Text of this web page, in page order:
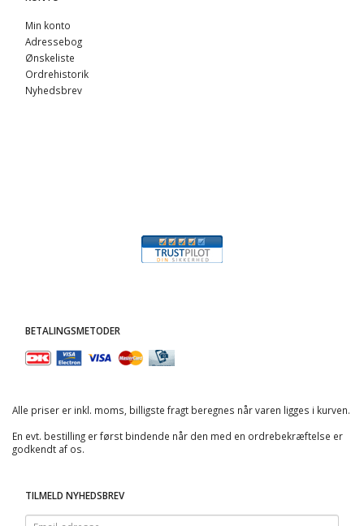
Min konto
Adressebog
Ønskeliste
Ordrehistorik
Nyhedsbrev
BETALINGSMETODER
Alle priser er inkl. moms, billigste fragt beregnes når varen ligges i kurven.
En evt. bestilling er først bindende når den med en ordrebekræftelse er
godkendt af os.
TILMELD NYHEDSBREV
Email-